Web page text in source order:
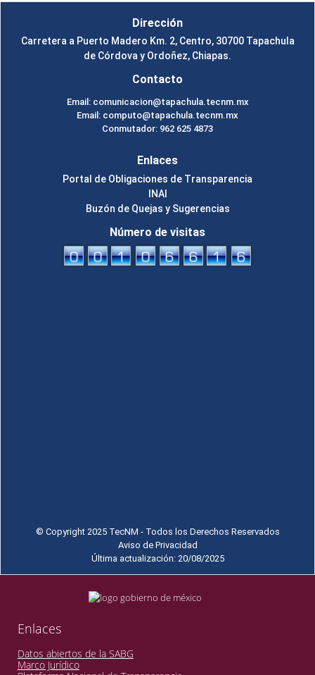
Dirección
Carretera a Puerto Madero Km. 2, Centro, 30700 Tapachula
de Córdova y Ordoñez, Chiapas.
Contacto
Email: comunicacion@tapachula.tecnm.mx
Email: computo@tapachula.tecnm.mx
Conmutador: 962 625 4873
Enlaces
Portal de Obligaciones de Transparencia
INAI
Buzón de Quejas y Sugerencias
Número de visitas
© Copyright 2025 TecNM - Todos los Derechos Reservados
Aviso de Privacidad
Última actualización: 20/08/2025
Enlaces
Datos abiertos de la SABG
Marco Jurídico